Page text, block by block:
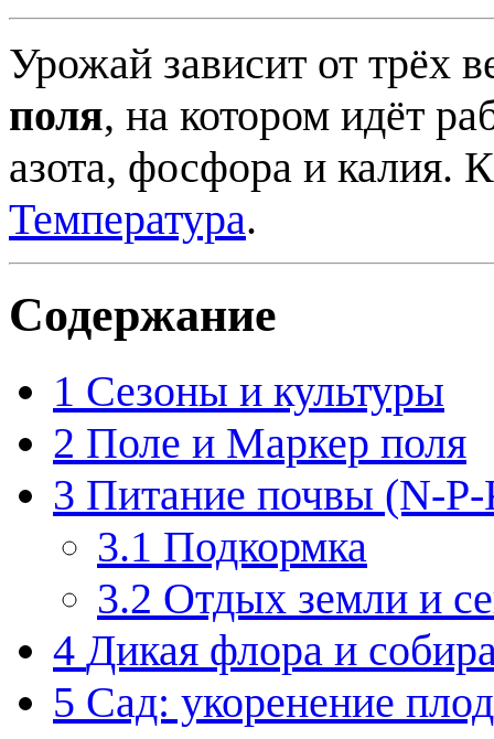
Урожай зависит от трёх
поля, на котором идёт
азота, фосфора и калия.
Температура.
Содержание
1 Сезоны и культуры
2 Поле и Маркер поля
3 Питание почвы (N-
3.1 Подкормка
3.2 Отдых земли и
4 Дикая флора и
5 Сад: укоренение